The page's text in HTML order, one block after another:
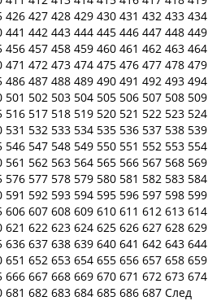
426 427 428 429 430 431 432 433 434
441 442 443 444 445 446 447 448 449
456 457 458 459 460 461 462 463 464
471 472 473 474 475 476 477 478 479
486 487 488 489 490 491 492 493 494
501 502 503 504 505 506 507 508 509
516 517 518 519 520 521 522 523 524
531 532 533 534 535 536 537 538 539
546 547 548 549 550 551 552 553 554
561 562 563 564 565 566 567 568 569
576 577 578 579 580 581 582 583 584
591 592 593 594 595 596 597 598 599
606 607 608 609 610 611 612 613 614
621 622 623 624 625 626 627 628 629
636 637 638 639 640 641 642 643 644
651 652 653 654 655 656 657 658 659
666 667 668 669 670 671 672 673 674
681 682 683 684 685 686 687 След